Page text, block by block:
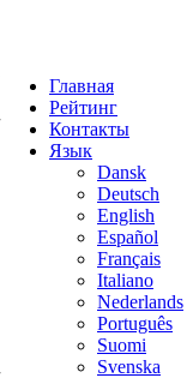
Главная
Рейтинг
Контакты
Язык
Dansk
Deutsch
English
Español
Français
Italiano
Nederlands
Português
Suomi
Svenska